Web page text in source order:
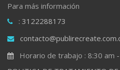
Para más información
: 3122288173
Horario de trabajo : 8:30 am